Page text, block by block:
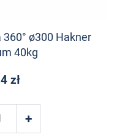
ø300 Hakner
40kg
zł